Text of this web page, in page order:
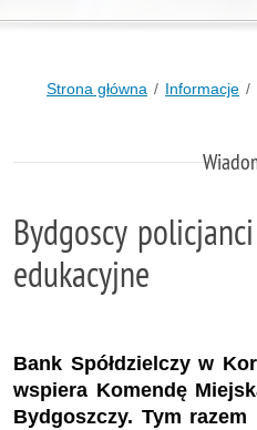
Strona główna Informacje
Bydgoscy
edukacyjne
Bank Spółdzielczy w
wspiera Komendę
Bydgoszczy. Tym